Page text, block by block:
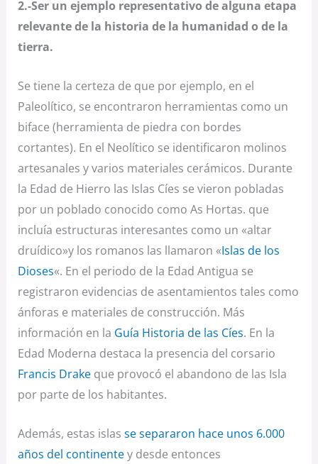
2.-Ser un ejemplo representativo de alguna etapa
relevante de la historia de la humanidad o de la
tierra.
Se tiene la certeza de que por ejemplo, en el
Paleolítico, se encontraron herramientas como un
biface (herramienta de piedra con bordes
cortantes). En el Neolítico se identificaron molinos
artesanales y varios materiales cerámicos. Durante
la Edad de Hierro las Islas Cíes se vieron pobladas
por un poblado conocido como As Hortas. que
incluía estructuras interesantes como un «altar
druídico»y los romanos las llamaron «Islas de los
Dioses«. En el periodo de la Edad Antigua se
registraron evidencias de asentamientos tales como
ánforas e materiales de construcción. Más
información en la Guía Historia de las Cíes. En la
Edad Moderna destaca la presencia del corsario
Francis Drakeque provocó el abandono de las Isla
por parte de los habitantes.
Además, estas islas se separaron hace unos 6.000
años del continentey desde entonces